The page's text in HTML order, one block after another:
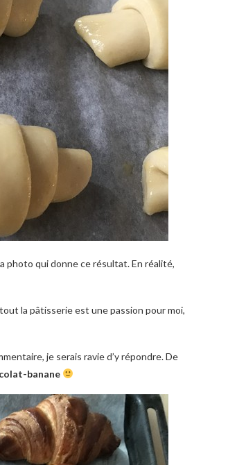
photo qui donne ce résultat. En réalité,
la pâtisserie est une passion pour moi,
je serais ravie d’y répondre. De
banane